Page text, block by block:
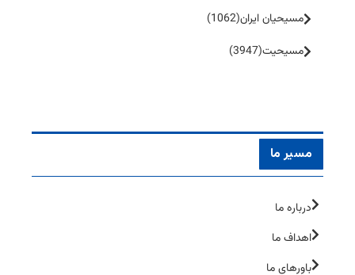
مسیحیان ایران(1062)
مسیحیت(3947)
مسیر ما
درباره ما
اهداف ما
باورهای ما